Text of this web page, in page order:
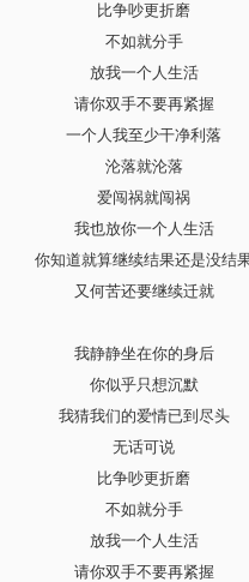
比争吵更折磨
不如就分手
放我一个人生活
请你双手不要再紧握
一个人我至少干净利落
沦落就沦落
爱闯祸就闯祸
我也放你一个人生活
你知道就算继续结果还是没结
又何苦还要继续迁就
我静静坐在你的身后
你似乎只想沉默
我猜我们的爱情已到尽头
无话可说
比争吵更折磨
不如就分手
放我一个人生活
请你双手不要再紧握